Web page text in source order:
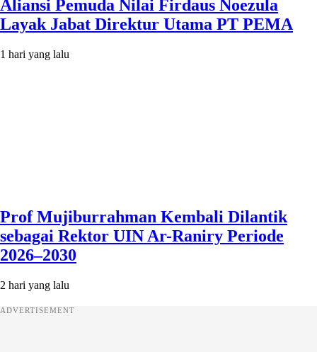
Aliansi Pemuda Nilai Firdaus Noezula
Layak Jabat Direktur Utama PT PEMA
1 hari yang lalu
Prof Mujiburrahman Kembali Dilantik
sebagai Rektor UIN Ar-Raniry Periode
2026–2030
2 hari yang lalu
ADVERTISEMENT